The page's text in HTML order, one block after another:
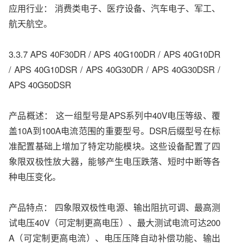
应用行业： 消费类电子、医疗设备、汽车电子、军工、
航天航空。
3.3.7 APS 40F30DR / APS 40G100DR / APS 40G10DR
/ APS 40G10DSR / APS 40G30DR / APS 40G30DSR /
APS 40G50DSR
产品概述： 这一组型号是APS系列中40V电压等级、覆
盖10A到100A电流范围的重要型号。DSR后缀型号在标
准配置基础上增加了特定功能模块。这些设备配置了四
象限双极性放大器，能够产生电压跌落、短时中断等各
种电压变化。
产品特点： 四象限双极性电源、输出阻抗可调、最高测
试电压40V（可定制更高电压）、最大测试电流可达200
A（可定制更高电流）、电压压降自动补偿功能、输出